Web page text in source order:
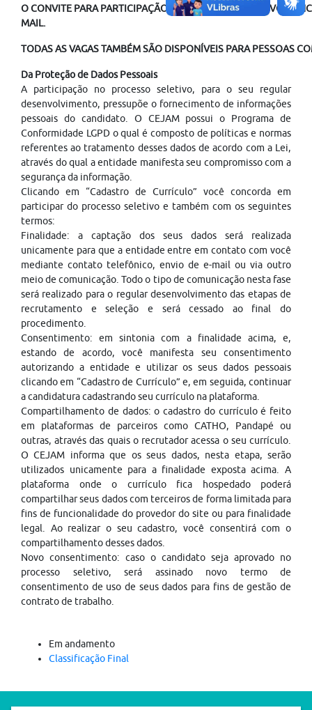
O CONVITE PARA PARTICIPAÇÃO NO PROCESSO SELETIVO É
MAIL.
TODAS AS VAGAS TAMBÉM SÃO DISPONÍVEIS PARA PESSOAS
Da Proteção de Dados Pessoais
A participação no processo seletivo, para o seu regular
desenvolvimento, pressupõe o fornecimento de informações
pessoais do candidato. O CEJAM possui o Programa de
Conformidade LGPD o qual é composto de políticas e normas
referentes ao tratamento desses dados de acordo com a Lei,
através do qual a entidade manifesta seu compromisso com a
segurança da informação.
Clicando em “Cadastro de Currículo” você concorda em
participar do processo seletivo e também com os seguintes
termos:
Finalidade: a captação dos seus dados será realizada
unicamente para que a entidade entre em contato com você
mediante contato telefônico, envio de e-mail ou via outro
meio de comunicação. Todo o tipo de comunicação nesta fase
será realizado para o regular desenvolvimento das etapas de
recrutamento e seleção e será cessado ao final do
procedimento.
Consentimento: em sintonia com a finalidade acima, e,
estando de acordo, você manifesta seu consentimento
autorizando a entidade e utilizar os seus dados pessoais
clicando em “Cadastro de Currículo” e, em seguida, continuar
a candidatura cadastrando seu currículo na plataforma.
Compartilhamento de dados: o cadastro do currículo é feito
em plataformas de parceiros como CATHO, Pandapé ou
outras, através das quais o recrutador acessa o seu currículo.
O CEJAM informa que os seus dados, nesta etapa, serão
utilizados unicamente para a finalidade exposta acima. A
plataforma onde o currículo fica hospedado poderá
compartilhar seus dados com terceiros de forma limitada para
fins de funcionalidade do provedor do site ou para finalidade
legal. Ao realizar o seu cadastro, você consentirá com o
compartilhamento desses dados.
Novo consentimento: caso o candidato seja aprovado no
processo seletivo, será assinado novo termo de
consentimento de uso de seus dados para fins de gestão de
contrato de trabalho.
Em andamento
Classificação Final